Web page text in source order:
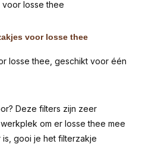
voor losse thee
voor losse thee
losse thee, geschikt voor één
Deze filters zijn zeer
om er losse thee mee
is, gooi je het filterzakje